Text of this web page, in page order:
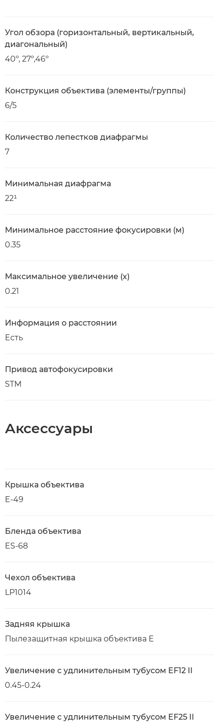
Угол обзора (горизонтальный, вертикальный,
диагональный)
40º, 27º,46º
Конструкция объектива (элементы/группы)
6/5
Количество лепестков диафрагмы
7
Минимальная диафрагма
22¹
Минимальное расстояние фокусировки (м)
0.35
Максимальное увеличение (x)
0.21
Информация о расстоянии
Есть
Привод автофокусировки
STM
Аксессуары
Крышка объектива
E-49
Бленда объектива
ES-68
Чехол объектива
LP1014
Задняя крышка
Пылезащитная крышка объектива E
Увеличение с удлинительным тубусом EF12 II
0.45-0.24
Увеличение с удлинительным тубусом EF25 II